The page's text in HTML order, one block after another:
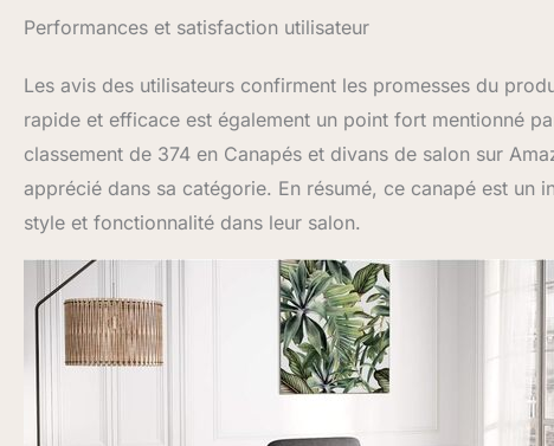
Performances et satisfaction utilisateur
Les avis des utilisateurs confirment les promesses du
rapide et efficace est également un point fort mentionné
classement de 374 en Canapés et divans de salon sur
apprécié dans sa catégorie. En résumé, ce canapé est
style et fonctionnalité dans leur salon.